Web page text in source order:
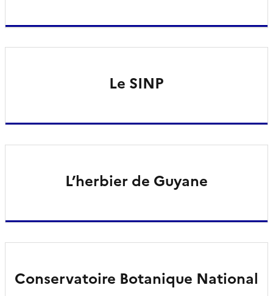
Le SINP
L’herbier de Guyane
Conservatoire Botanique National